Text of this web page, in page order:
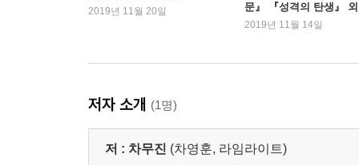
2019년 11월 20일
문』 『성격의 탄생』 외
2019년 11월 14일
저자 소개 (1명)
저 : 차무진 (차영훈, 라임라이트)